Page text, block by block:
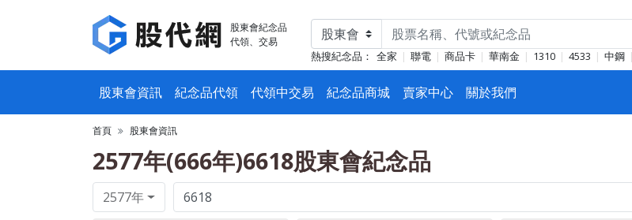
股東會紀念品
代領、交易
熱搜紀念品： 全家 聯電 商品卡 華南金 1310 4533 中鋼
股東會資訊 紀念品代領 代領中交易 紀念品商城 賣家中心 關於我們
首頁 股東會資訊
2577年(666年)6618股東會紀念品
2577年